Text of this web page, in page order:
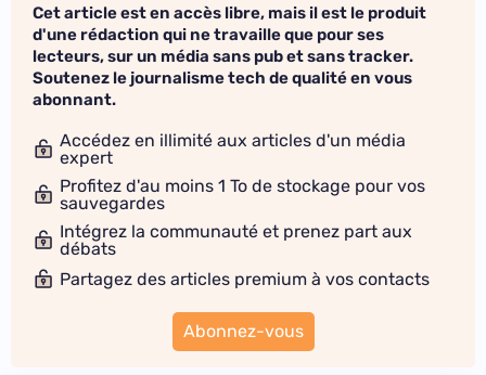
Cet article est en accès libre, mais il est le produit
d'une rédaction qui ne travaille que pour ses
lecteurs, sur un média sans pub et sans tracker.
Soutenez le journalisme tech de qualité en vous
abonnant.
Accédez en illimité aux articles d'un média
expert
Profitez d'au moins 1 To de stockage pour vos
sauvegardes
Intégrez la communauté et prenez part aux
débats
Partagez des articles premium à vos contacts
Abonnez-vous